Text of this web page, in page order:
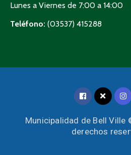
Lunes a Viernes de 7:00 a 14:00
Teléfono: (03537) 415288
Municipalidad de Bell
derechos